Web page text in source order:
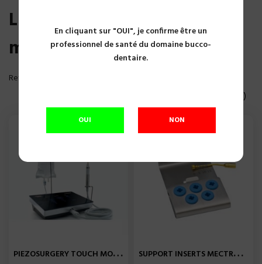
En cliquant sur "OUI", je confirme être un
professionnel de santé du domaine bucco-
dentaire.
OUI NON
Liste des produits de la
marque Mectron
Reference, A to Z
Affichage 1-20 of 69 article(s)
P
IEZOSURGERY TOUCH MOTEUR... S
UPPORT INSERTS MECTRON REF...